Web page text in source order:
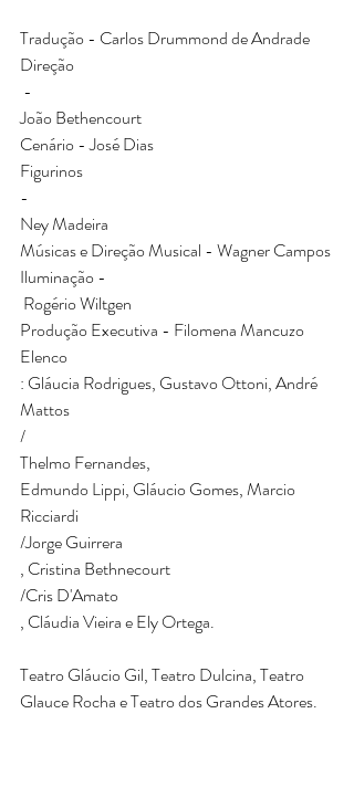
​Tradução - Carlos Drummond de Andrade​
Direção
​ -​
João Bethencourt
Cenário - José Dias
Figurinos
​- ​
Ney Madeira
Músicas e Direção Musical - Wagner Campos
Iluminação -
​ Rogério Wiltgen
Produção Executiva - Filomena Mancuzo​
​Elenco​
: Gláucia Rodrigues, Gustavo Ottoni, André
Mattos
​/​
Thelmo Fernandes,​
Edmundo Lippi, Gláucio Gomes, Marcio
Ricciardi
​/Jorge Guirrera​
, Cristina Bethnecourt
​/Cris D'Amato​
, Cláudia Vieira e Ely Ortega.
Teatro Gláucio Gil, Teatro Dulcina, Teatro
Glauce Rocha e Teatro dos Grandes Atores.​